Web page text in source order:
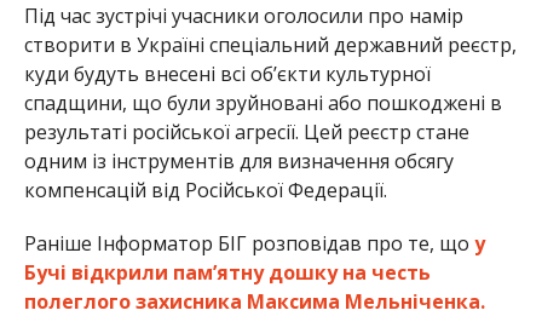
Під час зустрічі учасники оголосили про намір
створити в Україні спеціальний державний реєстр,
куди будуть внесені всі об’єкти культурної
спадщини, що були зруйновані або пошкоджені в
результаті російської агресії. Цей реєстр стане
одним із інструментів для визначення обсягу
компенсацій від Російської Федерації.
Раніше Інформатор БІГ розповідав про те, що у
Бучі відкрили пам’ятну дошку на честь
полеглого захисника Максима Мельніченка.